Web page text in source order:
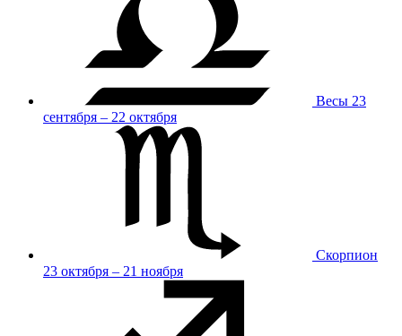
Весы 23
сентября – 22 октября
Скорпион
23 октября – 21 ноября